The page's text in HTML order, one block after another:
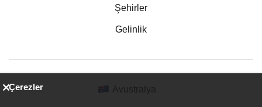
Şehirler
Gelinlik
Çerezler